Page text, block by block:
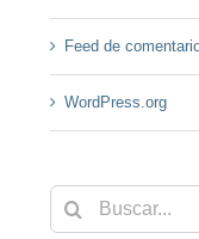
Feed de
WordPress.org
Buscar: